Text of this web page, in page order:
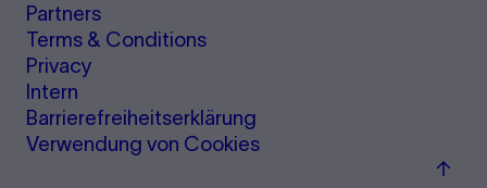
Partners
Terms & Conditions
Privacy
Intern
Barrierefreiheitserklärung
Verwendung von Cookies
Back